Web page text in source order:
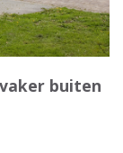
buiten